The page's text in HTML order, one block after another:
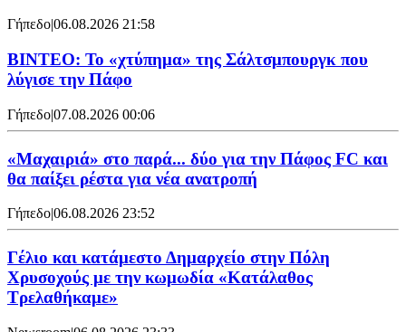
Γήπεδο|06.08.2026 21:58
ΒΙΝΤΕΟ: Το «χτύπημα» της Σάλτσμπουργκ που
λύγισε την Πάφο
Γήπεδο|07.08.2026 00:06
«Μαχαιριά» στο παρά... δύο για την Πάφος FC και
θα παίξει ρέστα για νέα ανατροπή
Γήπεδο|06.08.2026 23:52
Γέλιο και κατάμεστο Δημαρχείο στην Πόλη
Χρυσοχούς με την κωμωδία «Κατάλαθος
Τρελαθήκαμε»